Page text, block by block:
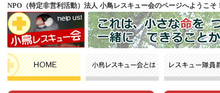
NPO（特定非営利活動）法人 小鳥レスキュー会のページへようこそ